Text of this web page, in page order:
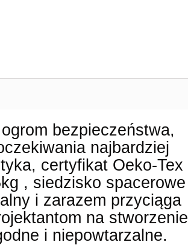
bezpieczeństwa,
najbardziej
certyfikat Oeko-Tex
, siedzisko spacerowe
i zarazem przyciąga
na stworzenie
i niepowtarzalne.